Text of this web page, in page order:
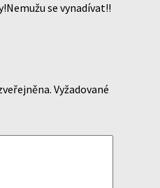
se vynadívat!!
Vyžadované